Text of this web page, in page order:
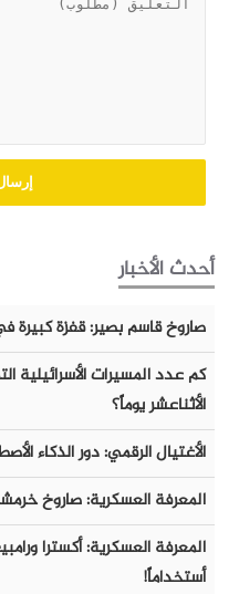
أحدث الأخبار
صاروخ قاسم بصير: قفزة كبيرة في
كم عدد المسيرات الأسرائيلية
الأثناعشر يوماً؟
الأغتيال الرقمي: دور الذكاء
المعرفة العسكرية: صاروخ خرمشهر-٤
المعرفة العسكرية: أكسترا
أستخداماً!